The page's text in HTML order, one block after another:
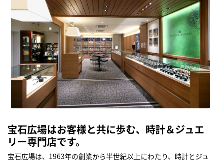
宝石広場はお客様と共に歩む、時計＆ジュエ
リー専門店です。
宝石広場は、1963年の創業から半世紀以上にわたり、時計とジュ